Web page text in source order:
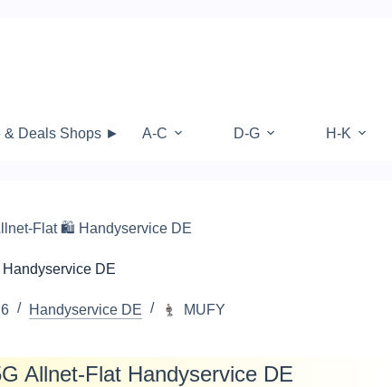
& Deals Shops ► A-C D-G H-K
Flat 🛍️ Handyservice DE
DE
Handyservice DE MUFY
Allnet-Flat Handyservice DE